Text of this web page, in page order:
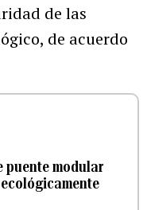
de las
de acuerdo
puente modular